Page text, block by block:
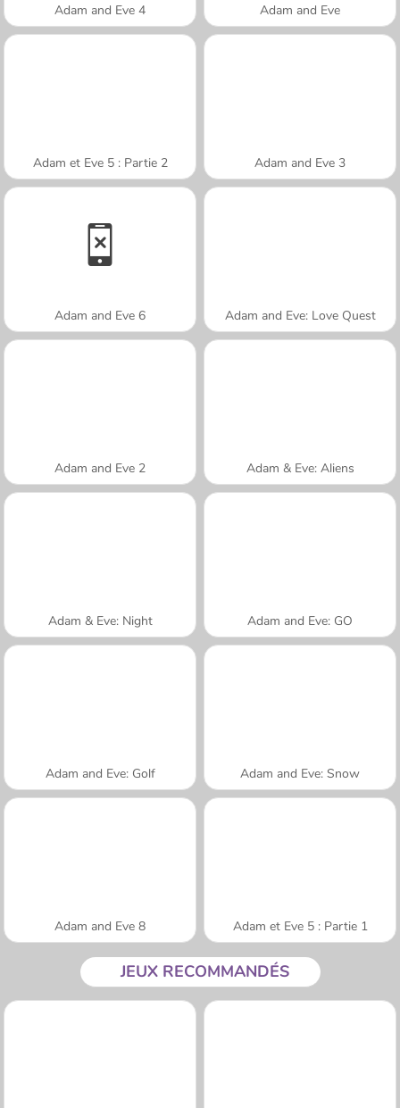
Adam and Eve 4 Adam and Eve
Adam et Eve 5 : Partie 2 Adam and Eve 3
Adam and Eve 6 Adam and Eve: Love Quest
Adam and Eve 2 Adam & Eve: Aliens
Adam & Eve: Night Adam and Eve: GO
Adam and Eve: Golf Adam and Eve: Snow
Adam and Eve 8 Adam et Eve 5 : Partie 1
JEUX RECOMMANDÉS